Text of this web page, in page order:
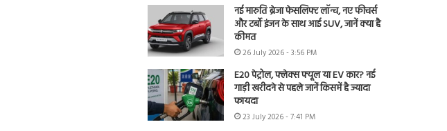
नई मारुति ब्रेजा फेसलिफ्ट लॉन्च, नए फीचर्स
और टर्बो इंजन के साथ आई SUV, जानें क्या है
कीमत
26 July 2026 - 3:56 PM
E20 पेट्रोल, फ्लेक्स फ्यूल या EV कार? नई
गाड़ी खरीदने से पहले जानें किसमें है ज्यादा
फायदा
23 July 2026 - 7:41 PM